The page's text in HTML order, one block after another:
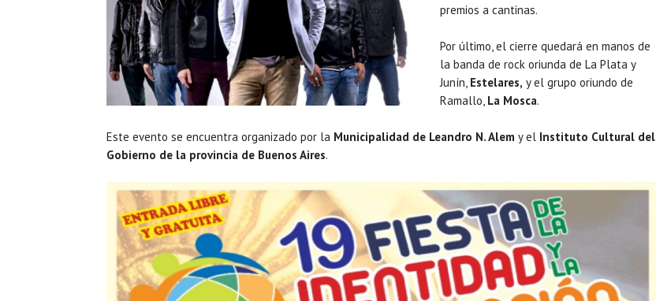
premios a cantinas.
Por último, el cierre quedará en manos de
la banda de rock oriunda de La Plata y
Junín, Estelares, y el grupo oriundo de
Ramallo, La Mosca.
Este evento se encuentra organizado por la Municipalidad de Leandro N. Alem y el Instituto Cultural del
Gobierno de la provincia de Buenos Aires.